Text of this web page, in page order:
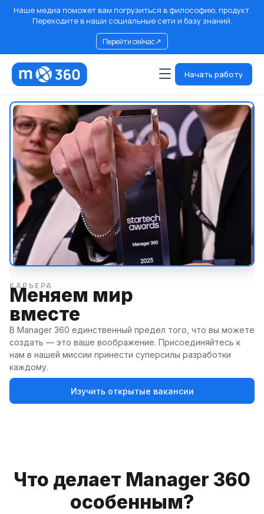
Наше медиа поможет вам погрузиться в философию, продукт.
Переходите в наши социальные сети и базу знаний.
Перейти сейчас↗
Начать работу
КАРЬЕРА
Меняем мир
вместе
В Manager 360 единственный предел того, что вы можете
создать — это ваше воображение. Присоединяйтесь к
нам в нашей миссии принести суперсилы разработки
каждому.
Изучить открытые вакансии
1
2
3
4
Что делает Manager 360
особенным?